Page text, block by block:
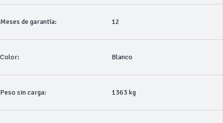
Meses de garantía: 12
Color: Blanco
Peso sin carga: 1363 kg